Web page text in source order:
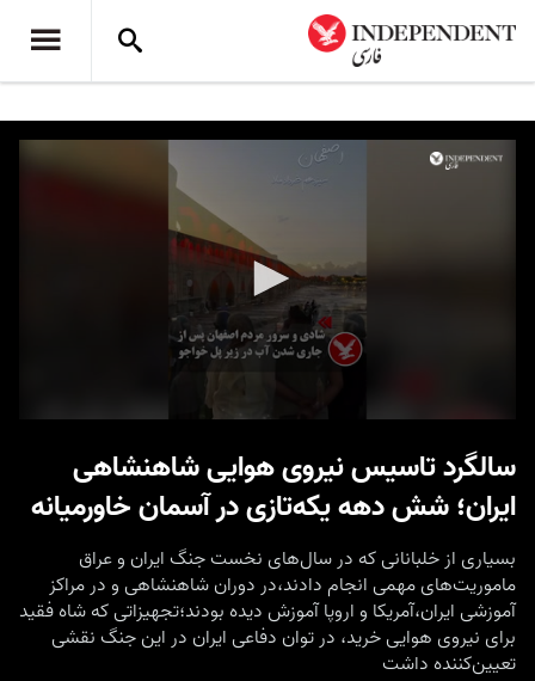
seconds
سالگرد تاسیس نیروی هوایی شاهنشاهی
ایران؛ شش دهه یکه‌تازی در آسمان خاورمیانه
بسیاری از خلبانانی که در سال‌های نخست جنگ ایران و عراق
ماموریت‌های مهمی انجام دادند،در دوران شاهنشاهی و در مراکز
آموزشی ایران،آمریکا و اروپا آموزش دیده بودند؛تجهیزاتی که شاه فقید
برای نیروی هوایی خرید، در توان دفاعی ایران در این جنگ نقشی
تعیین‌کننده داشت